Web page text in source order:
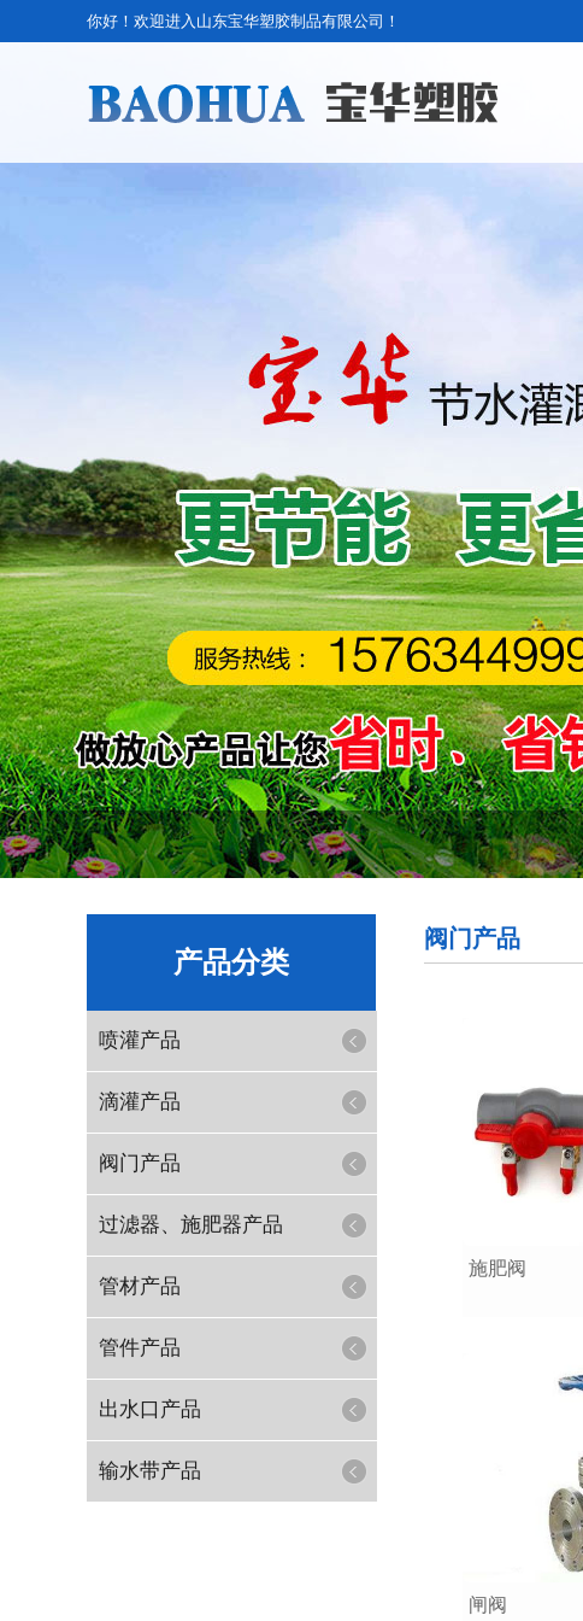
你好！欢迎进入山东宝华塑胶制品有限公司！
产品分类
喷灌产品
滴灌产品
阀门产品
过滤器、施肥器产品
管材产品
管件产品
出水口产品
输水带产品
阀门产品
施肥阀
闸阀